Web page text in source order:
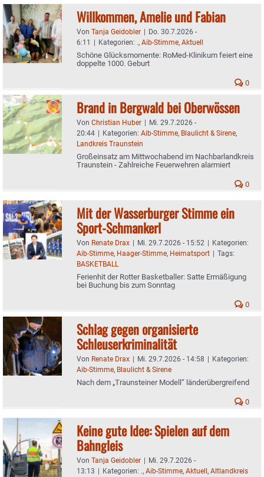
Willkommen, Amelie und Fabian
Von Tanja Geidobler
Do. 30.7.2026 -
6:11
Kategorien: ., Aib-Stimme, Aktuell
Schöne Glücksmomente: RoMed-Klinikum feiert eine
doppelte 1000. Geburt
0
Brand in Bergwald bei Oberwössen
Von Christian Huber
Mi. 29.7.2026 -
20:44
Kategorien: Aib-Stimme, Blaulicht & Sirene,
Landkreis Traunstein
Großeinsatz am Mittwochabend im Nachbarlandkreis
Traunstein - Zahlreiche Feuerwehren alarmiert
0
Mit der Wasserburger Stimme ein
Sport-Schmankerl
Von Renate Drax Mi. 29.7.2026 - 15:52
Kategorien:
Aib-Stimme, Haager-Stimme, Heimatsport
Tags:
BASKETBALL
Ferienhit der Rotter Basketballer: Satte Ermäßigung
bei Buchung bis zum Sonntag
0
Schlag gegen organisierte
Schleuserkriminalität
Von Renate Drax Mi. 29.7.2026 - 14:58
Kategorien:
Aib-Stimme, Blaulicht & Sirene
Nach dem „Traunsteiner Modell“ länderübergreifend
0
Keine gute Idee: Spielen auf dem
Bahngleis
Von Tanja Geidobler
Mi. 29.7.2026 -
13:13
Kategorien: ., Aib-Stimme, Aktuell , Altlandkreis